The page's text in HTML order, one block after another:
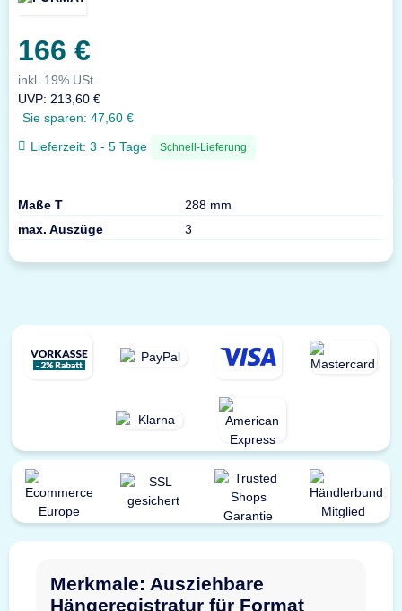
166 €
inkl. 19% USt.
UVP: 213,60 €
Sie sparen: 47,60 €
Lieferzeit: 3 - 5 Tage Schnell-Lieferung
Maße T
288 mm
max. Auszüge
3
Merkmale: Ausziehbare
Hängeregistratur für Format